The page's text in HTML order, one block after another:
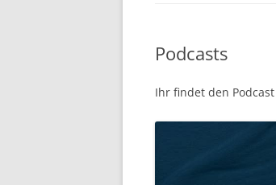
Podcasts
Ihr findet den